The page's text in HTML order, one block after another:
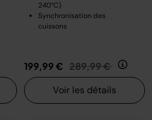
240°C)
Synchronisation des
cuissons
199,99 € Prix réduit de
289,99 € au
Voir les détails